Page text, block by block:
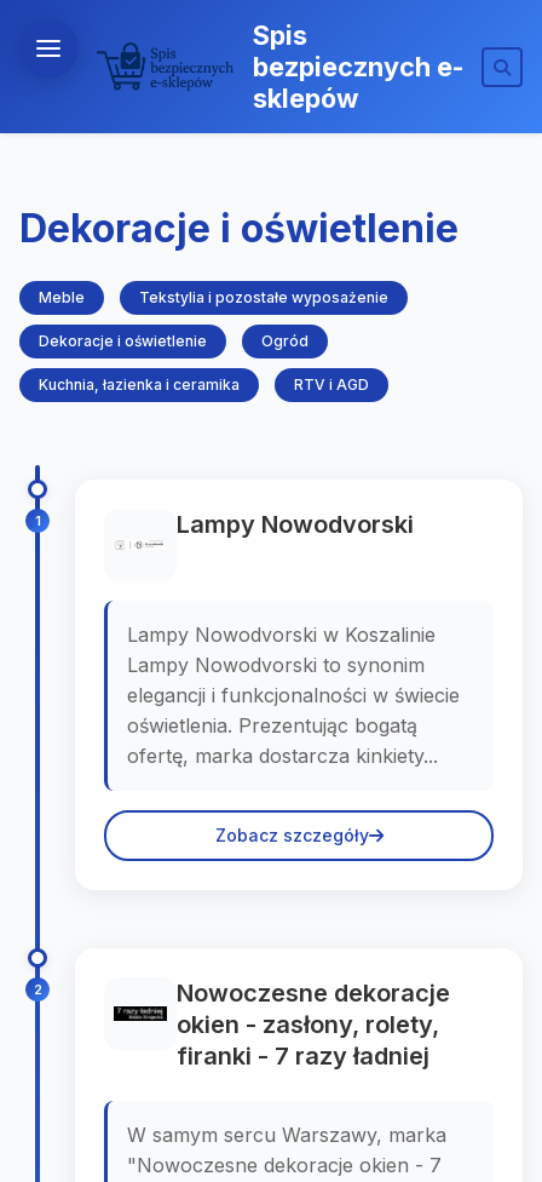
Spis
bezpiecznych e-
sklepów
Dekoracje i oświetlenie
Meble Tekstylia i pozostałe wyposażenie
Dekoracje i oświetlenie Ogród
Kuchnia, łazienka i ceramika RTV i AGD
1 Lampy Nowodvorski
Lampy Nowodvorski w Koszalinie
Lampy Nowodvorski to synonim
elegancji i funkcjonalności w świecie
oświetlenia. Prezentując bogatą
ofertę, marka dostarcza kinkiety...
Zobacz szczegóły
2
Nowoczesne dekoracje
okien - zasłony, rolety,
firanki - 7 razy ładniej
W samym sercu Warszawy, marka
"Nowoczesne dekoracje okien - 7